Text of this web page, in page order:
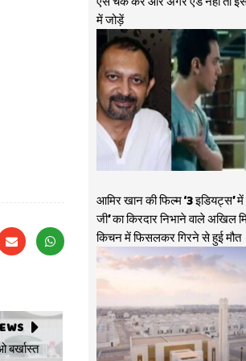
बर्खास्त
में जोड़ें
आमिर खान की फिल्म ‘3 इडियट्स’ में
जी’ का किरदार निभाने वाले अखिल
किचन में फिसलकर गिरने से हुई मौत